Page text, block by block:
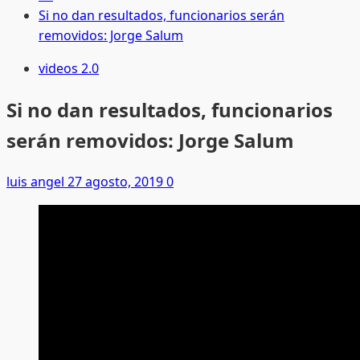
Si no dan resultados, funcionarios serán
removidos: Jorge Salum
videos 2.0
Si no dan resultados, funcionarios
serán removidos: Jorge Salum
luis angel 27 agosto, 20190